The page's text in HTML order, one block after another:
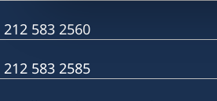
212 583 2560
212 583 2585